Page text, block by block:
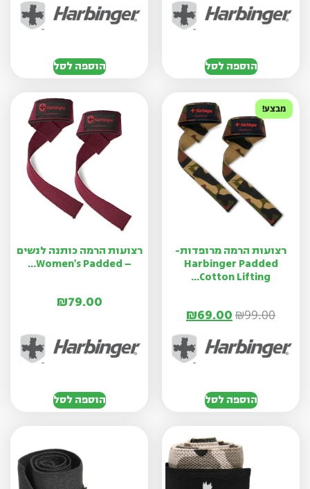
הוספה לסל הוספה לסל
מבצע!
רצועות הרמה מרופדות-
Harbinger Padded
Cotton Lifting...
₪99.00
₪69.00
הוספה לסל
רצועות הרמה כותנה לנשים
– Women's Padded...
₪79.00
הוספה לסל